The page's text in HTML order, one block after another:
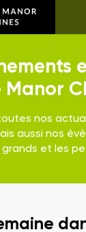
Manor
nos
aussi nos
grands et les